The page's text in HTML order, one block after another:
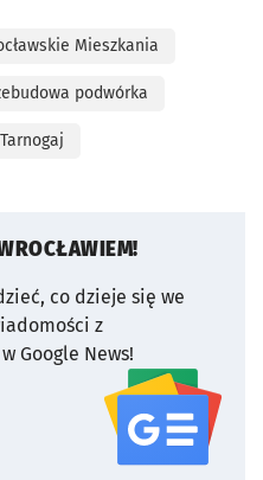
Mieszkania
podwórka
Tarnogaj
co dzieje się we
z
Google News!
serwisu